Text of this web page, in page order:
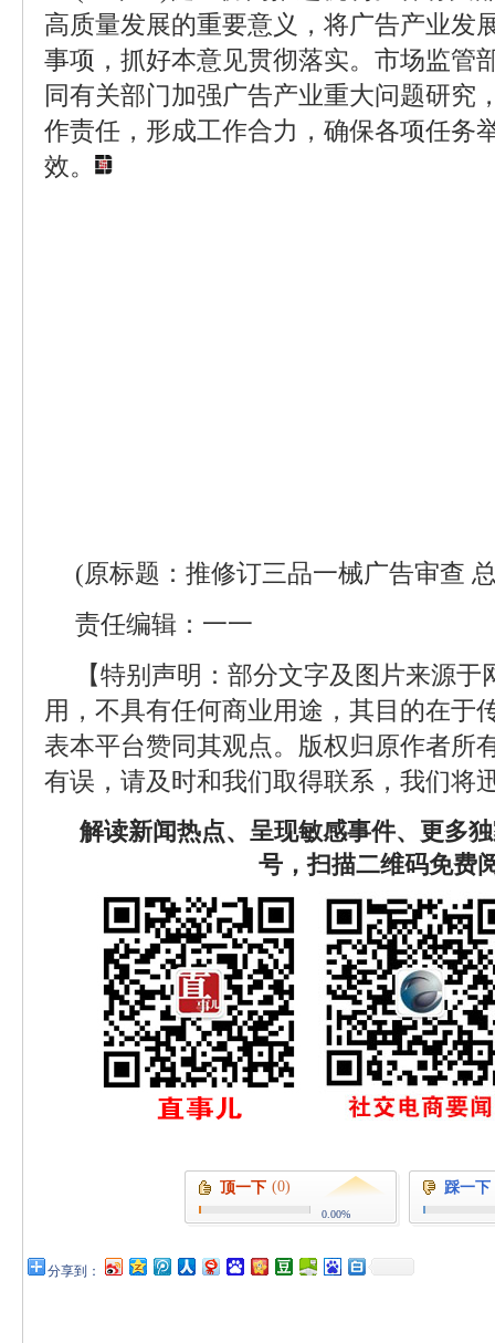
高质量发展的重要意义，将广告产业发
事项，抓好本意见贯彻落实。市场监管
同有关部门加强广告产业重大问题研究
作责任，形成工作合力，确保各项任务
效。
(原标题：推修订三品一械广告审查
责任编辑：一一
【特别声明：部分文字及图片来源
用，不具有任何商业用途，其目的在于
表本平台赞同其观点。版权归原作者所
有误，请及时和我们取得联系，我们将
解读新闻热点、呈现敏感事件、更多
号，扫描二维码免费
顶一下 (0)
0.00%
踩一下
分享到：